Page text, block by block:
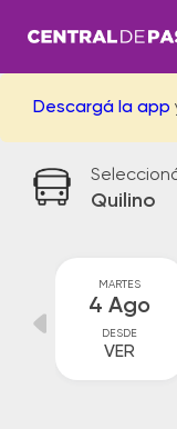
Descargá la app
Quilino
MARTES
4 Ago
DESDE
VER